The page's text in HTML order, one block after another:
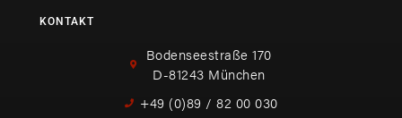
KONTAKT
Bodenseestraße 170
D-81243 München
+49 (0)89 / 82 00 030